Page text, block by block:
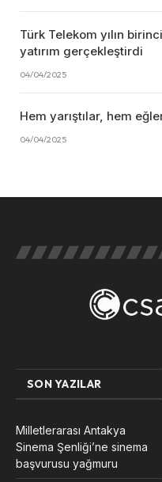
Türk Telekom yılın
yatırım gerçekleştirdi
04/04/2025
Hem yarıştılar, hem
04/04/2025
SON YAZILAR
Milletlerarası Antakya
Sinema Şenliği’ne sinema
başvurusu yağmuru